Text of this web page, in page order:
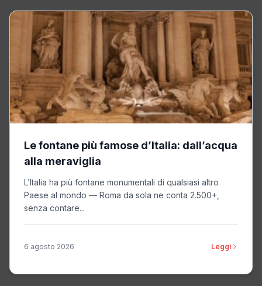
Le fontane più famose d’Italia: dall’acqua
alla meraviglia
L’Italia ha più fontane monumentali di qualsiasi altro
Paese al mondo — Roma da sola ne conta 2.500+,
senza contare...
6 agosto 2026 Leggi